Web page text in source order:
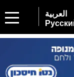
العربية